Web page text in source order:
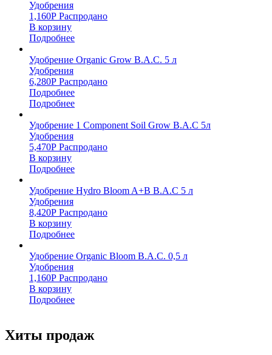
Удобрения
1,160Р Распродано
В корзину
Подробнее
Удобрение Organic Grow B.A.C. 5 л
Удобрения
6,280Р Распродано
Подробнее
Подробнее
Удобрение 1 Component Soil Grow B.A.C 5л
Удобрения
5,470Р Распродано
В корзину
Подробнее
Удобрение Hydro Bloom A+B B.A.C 5 л
Удобрения
8,420Р Распродано
В корзину
Подробнее
Удобрение Organic Bloom B.A.C. 0,5 л
Удобрения
1,160Р Распродано
В корзину
Подробнее
Хиты продаж